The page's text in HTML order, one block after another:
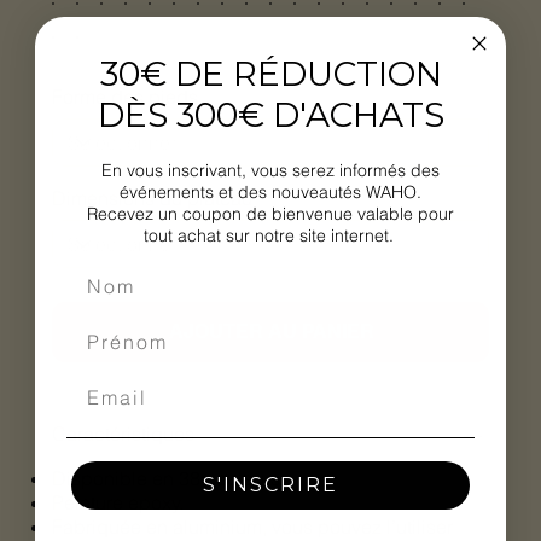
Forme des pieds
Dimensions du plateau
Caractéristiques
Disponible en 38 couleurs.
Peinture epoxy.
30€ DE RÉDUCTION
DÈS 300€ D'ACHATS
En vous inscrivant, vous serez informés des
événements et des nouveautés WAHO.
Recevez un coupon de bienvenue valable pour
tout achat sur notre site internet.
S'INSCRIRE